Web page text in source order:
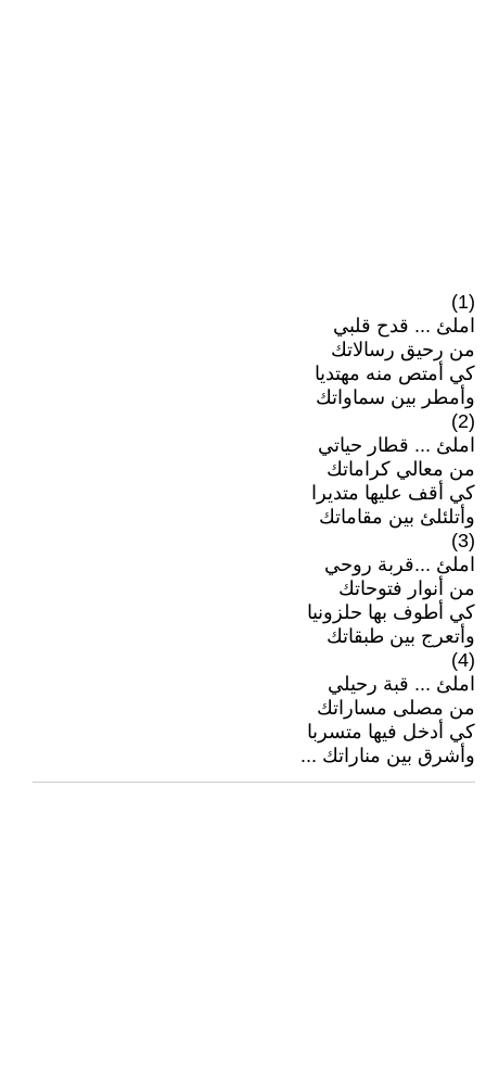
(1)
املئ ... قدح قلبي
من رحيق رسالاتك
كي أمتص منه مهتديا
وأمطر بين سماواتك
(2)
املئ ... قطار حياتي
من معالي كراماتك
كي أقف عليها متديرا
وأتلئلئ بين مقاماتك
(3)
املئ ...قربة روحي
من أنوار فتوحاتك
كي أطوف بها حلزونيا
وأتعرج بين طبقاتك
(4)
املئ ... قبة رحيلي
من مصلى مساراتك
كي أدخل فيها متسربا
وأشرق بين مناراتك ...